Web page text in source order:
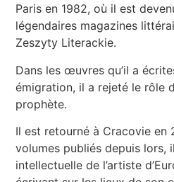
Paris en 1982, où il est
légendaires magazines
Zeszyty Literackie.
Dans les œuvres qu’il a
émigration, il a rejeté le rôle
prophète.
Il est retourné à Cracovie en
volumes publiés depuis lors,
intellectuelle de l’artiste